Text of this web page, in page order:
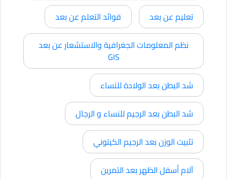
تعليم عن بعد
فوائد التعلم عن بعد
نظم المعلومات الجغرافية والاستشعار عن بعد
GIS
شد البطن بعد الولادة للنساء
شد البطن بعد الرجيم للنساء و الرجال
تثبيت الوزن بعد الرجيم الكيتوني
آلام أسفل الظهر بعد التمرين